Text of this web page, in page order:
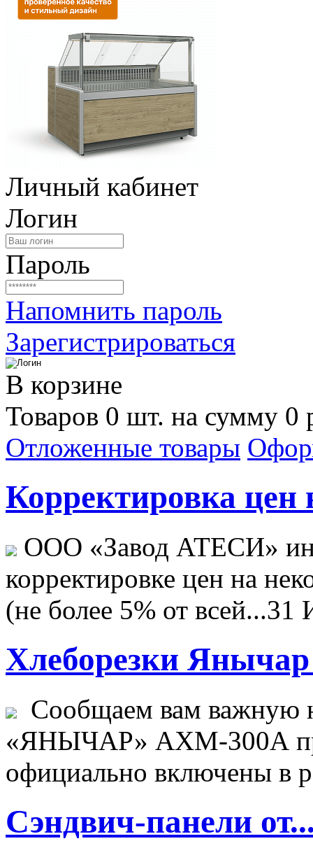
Личный кабинет
Логин
Пароль
Напомнить пароль
Зарегистрироваться
В корзине
Товаров 0 шт. на сумму 0
Отложенные товары
Корректировка цен
ООО «Завод АТЕСИ»
корректировке цен на
(не более 5% от всей...31
Хлеборезки Янычар
Сообщаем вам важную
«ЯНЫЧАР» АХМ-300А
официально включены в
Сэндвич-панели